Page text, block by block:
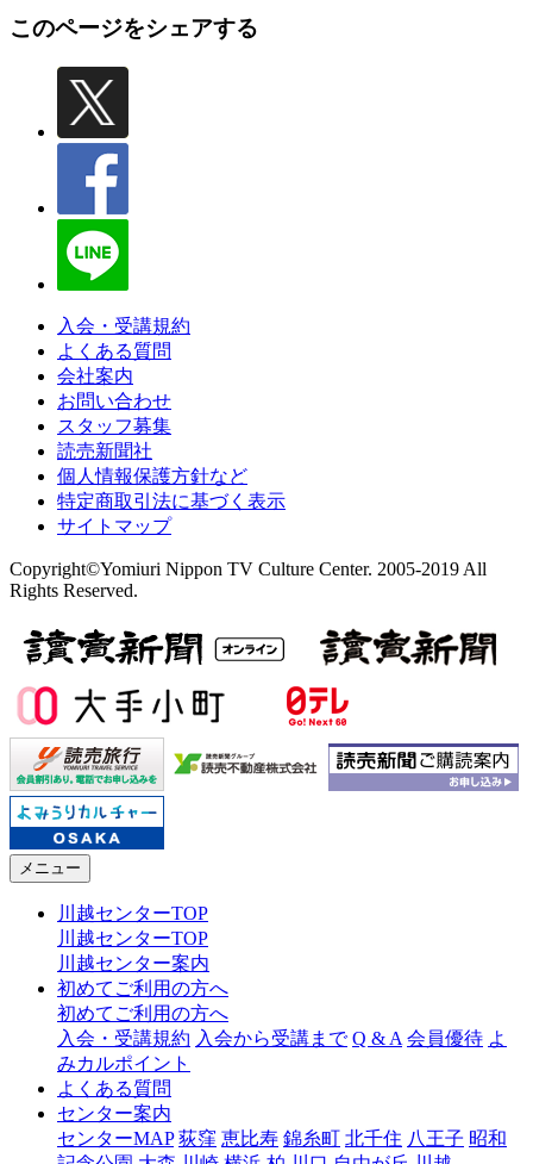
このページをシェアする
入会・受講規約
よくある質問
会社案内
お問い合わせ
スタッフ募集
読売新聞社
個人情報保護方針など
特定商取引法に基づく表示
サイトマップ
Copyright©Yomiuri Nippon TV Culture Center. 2005-2019 All
Rights Reserved.
メニュー
川越センターTOP
川越センターTOP
川越センター案内
初めてご利用の方へ
初めてご利用の方へ
入会・受講規約 入会から受講まで Q & A 会員優待 よ
みカルポイント
よくある質問
センター案内
センターMAP 荻窪 恵比寿 錦糸町 北千住 八王子 昭和